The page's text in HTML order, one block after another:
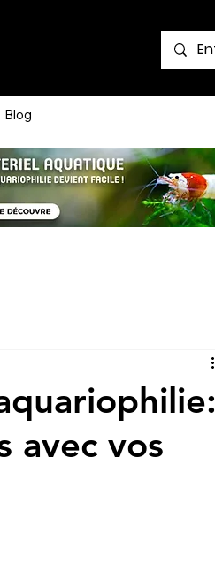
Blog
avec vos